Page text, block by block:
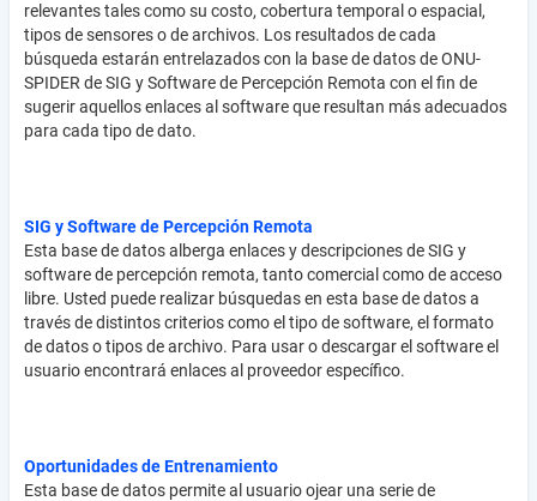
relevantes tales como su costo, cobertura temporal o espacial,
tipos de sensores o de archivos. Los resultados de cada
búsqueda estarán entrelazados con la base de datos de ONU-
SPIDER de SIG y Software de Percepción Remota con el fin de
sugerir aquellos enlaces al software que resultan más adecuados
para cada tipo de dato.
SIG y Software de Percepción Remota
Esta base de datos alberga enlaces y descripciones de SIG y
software de percepción remota, tanto comercial como de acceso
libre. Usted puede realizar búsquedas en esta base de datos a
través de distintos criterios como el tipo de software, el formato
de datos o tipos de archivo. Para usar o descargar el software el
usuario encontrará enlaces al proveedor específico.
Oportunidades de Entrenamiento
Esta base de datos permite al usuario ojear una serie de